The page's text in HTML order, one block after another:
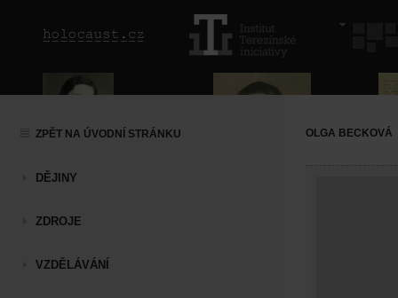
ZPĚT NA ÚVODNÍ STRÁNKU
DĚJINY
ZDROJE
VZDĚLÁVÁNÍ
OLGA BECKOVÁ